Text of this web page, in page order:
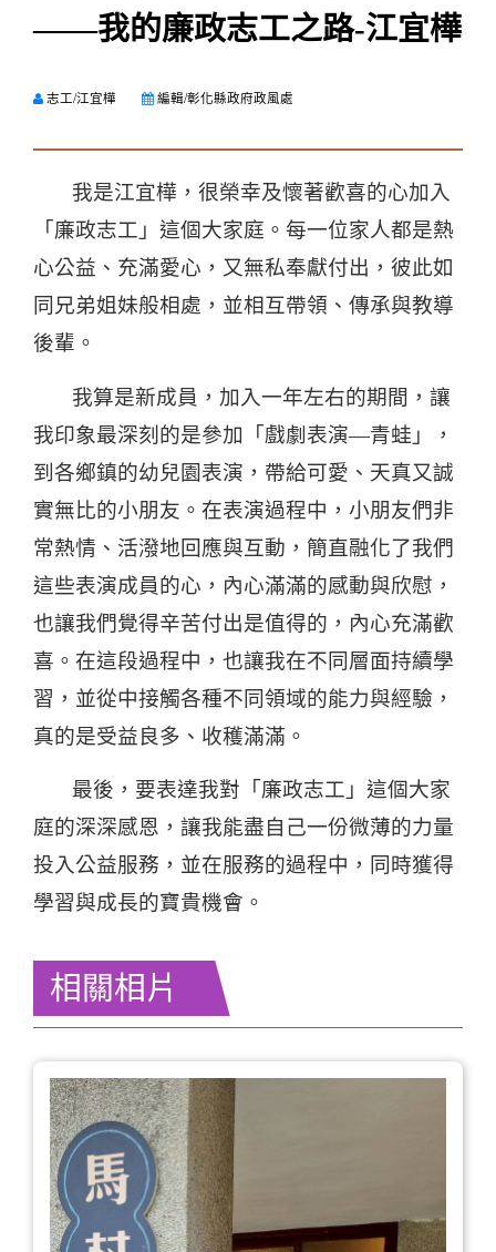
——我的廉政志工之路-江宜樺
志工/江宜樺 編輯/彰化縣政府政風處
我是江宜樺，很榮幸及懷著歡喜的心加入
「廉政志工」這個大家庭。每一位家人都是熱
心公益、充滿愛心，又無私奉獻付出，彼此如
同兄弟姐妹般相處，並相互帶領、傳承與教導
後輩。
我算是新成員，加入一年左右的期間，讓
我印象最深刻的是參加「戲劇表演—青蛙」，
到各鄉鎮的幼兒園表演，帶給可愛、天真又誠
實無比的小朋友。在表演過程中，小朋友們非
常熱情、活潑地回應與互動，簡直融化了我們
這些表演成員的心，內心滿滿的感動與欣慰，
也讓我們覺得辛苦付出是值得的，內心充滿歡
喜。在這段過程中，也讓我在不同層面持續學
習，並從中接觸各種不同領域的能力與經驗，
真的是受益良多、收穫滿滿。
最後，要表達我對「廉政志工」這個大家
庭的深深感恩，讓我能盡自己一份微薄的力量
投入公益服務，並在服務的過程中，同時獲得
學習與成長的寶貴機會。
相關相片